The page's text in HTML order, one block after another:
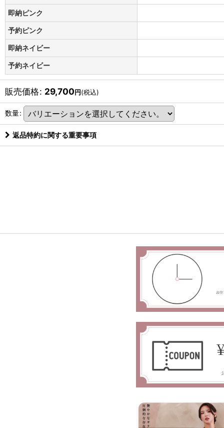
即納ピンク
予約ピンク
即納ネイビー
予約ネイビー
販売価格: 29,700円(税込)
数量:
返品特約に関する重要事項